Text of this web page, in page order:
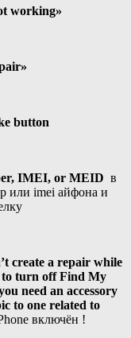
working»
button
IMEI, or MEID в
или imei айфона и
create a repair while
to turn off Find My
need an accessory
to one related to
включён !